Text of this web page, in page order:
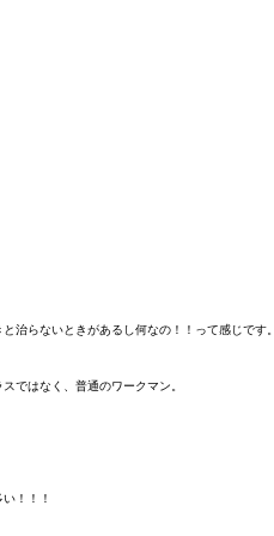
治らないときがあるし何なの！！って感じです。
ではなく、普通のワークマン。
！！！